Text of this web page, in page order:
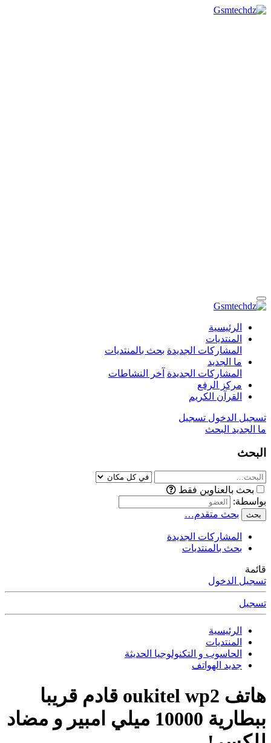
الرئيسية
المنتديات
المشاركات الجديدة بحث بالمنتديات
ما الجديد
المشاركات الجديدة آخر النشاطات
مركز الرفع
القرآن الكريم
تسجيل الدخول تسجيل
ما الجديد البحث
البحث
بحث بالعناوين فقط
بواسطة:
بحث بحث متقدم…
المشاركات الجديدة
بحث بالمنتديات
قائمة
تسجيل الدخول
تسجيل
الرئيسية
المنتديات
الحاسوب و التكنولوجيا الحديثة
جديد الهواتف
هاتف oukitel wp2 قادم قريبا
ببطارية 10000 ميلي امبير و مضاد